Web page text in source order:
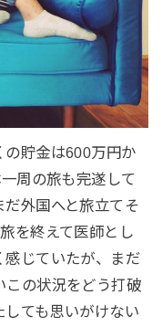
の貯金は600万円か
周の旅も完遂して
だ外国へと旅立てそ
を終えて医師とし
感じていたが、まだ
この状況をどう打破
しても思いがけない